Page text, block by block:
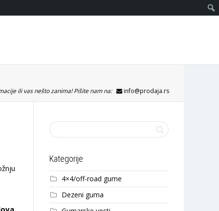
ili vas nešto zanima! Pišite nam na: info@prodaja.rs
Kategorije
4×4/off-road gume
Dezeni guma